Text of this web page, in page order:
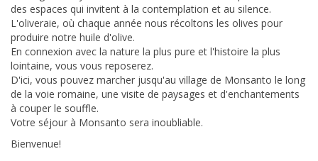
des espaces qui invitent à la contemplation et au silence.
L'oliveraie, où chaque année nous récoltons les olives pour
produire notre huile d'olive.
En connexion avec la nature la plus pure et l'histoire la plus
lointaine, vous vous reposerez.
D'ici, vous pouvez marcher jusqu'au village de Monsanto le long
de la voie romaine, une visite de paysages et d'enchantements
à couper le souffle.
Votre séjour à Monsanto sera inoubliable.
Bienvenue!